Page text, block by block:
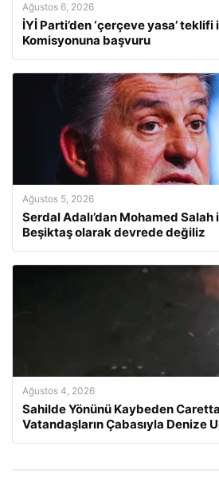
Ağustos 6, 2026
İYİ Parti’den ‘çerçeve yasa’
Komisyonuna başvuru
Ağustos 5, 2026
Serdal Adalı’dan Mohamed
Beşiktaş olarak devrede değiliz
Ağustos 4, 2026
Sahilde Yönünü Kaybeden
Vatandaşların Çabasıyla Denize